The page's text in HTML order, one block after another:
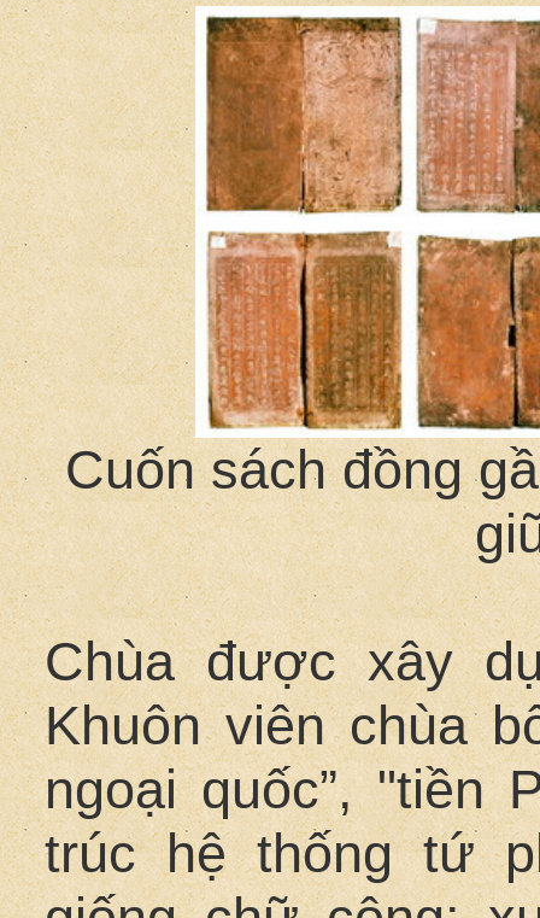
Cuốn sách đồng
Chùa được xây
Khuôn viên chùa
ngoại quốc”, "tiền
trúc hệ thống tứ